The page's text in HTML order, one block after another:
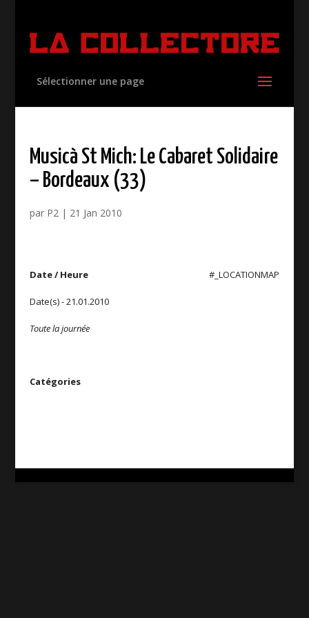
Sélectionner une page
Musicà St Mich: Le Cabaret Solidaire
– Bordeaux (33)
par P2| 21 Jan 2010
#_LOCATIONMAP
Date / Heure
Date(s) - 21.01.2010
Toute la journée
Catégories